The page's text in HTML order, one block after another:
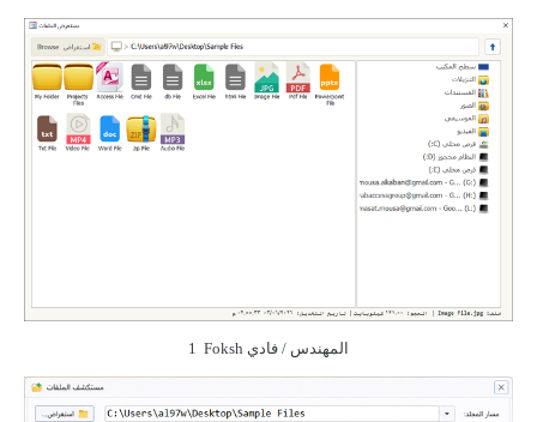
المهندس / فادي Foksh
1